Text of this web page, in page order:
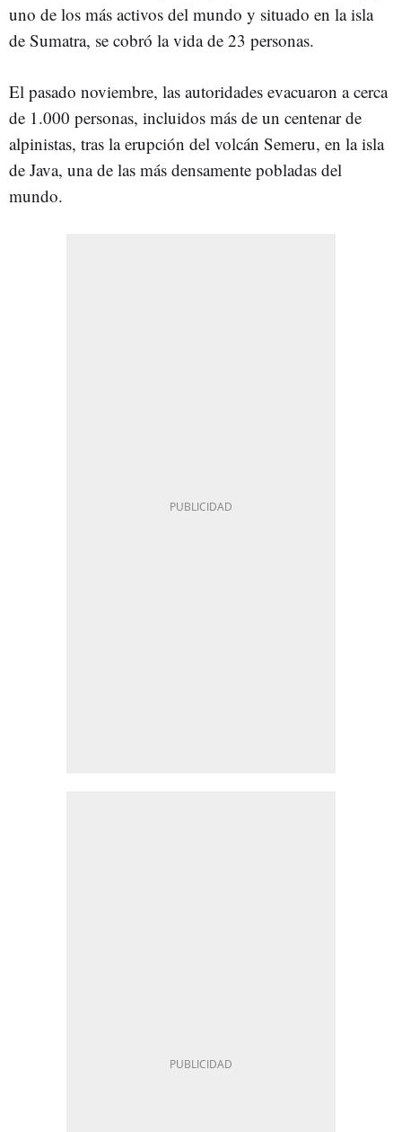
uno de los más activos del mundo y situado en la isla
de Sumatra, se cobró la vida de 23 personas.
El pasado noviembre, las autoridades evacuaron a cerca
de 1.000 personas, incluidos más de un centenar de
alpinistas, tras la erupción del volcán Semeru, en la isla
de Java, una de las más densamente pobladas del
mundo.